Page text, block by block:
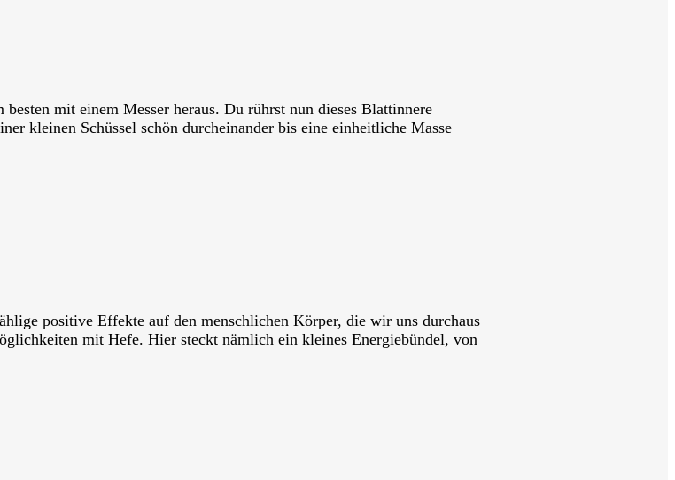
mit einem Messer heraus. Du rührst nun dieses Blattinnere
kleinen Schüssel schön durcheinander bis eine einheitliche Masse
positive Effekte auf den menschlichen Körper, die wir uns durchaus
mit Hefe. Hier steckt nämlich ein kleines Energiebündel, von